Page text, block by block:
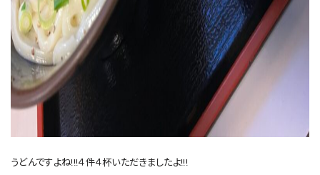
うどんですよね!!!４件４杯いただきましたよ!!!